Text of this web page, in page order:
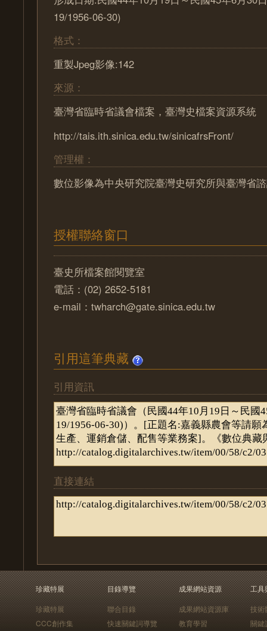
19/1956-06-30)
格式：
重製Jpeg影像:142
來源：
臺灣省臨時省議會檔案，臺灣史檔案資源系統
http://tais.ith.sinica.edu.tw/sinicafrsFront/
管理權：
數位影像為中央研究院臺灣史研究所與臺灣省
授權聯絡窗口
臺史所檔案館閱覽室
電話：(02) 2652-5181
e-mail：twharch@gate.sinica.edu.tw
引用這筆典藏
引用資訊
直接連結
珍藏特展
珍藏特展
CCC創作集
目錄導覽
聯合目錄
快速關鍵詞導覽
成果網站資源
成果網站資源庫
教育學習
工具
技術
關鍵